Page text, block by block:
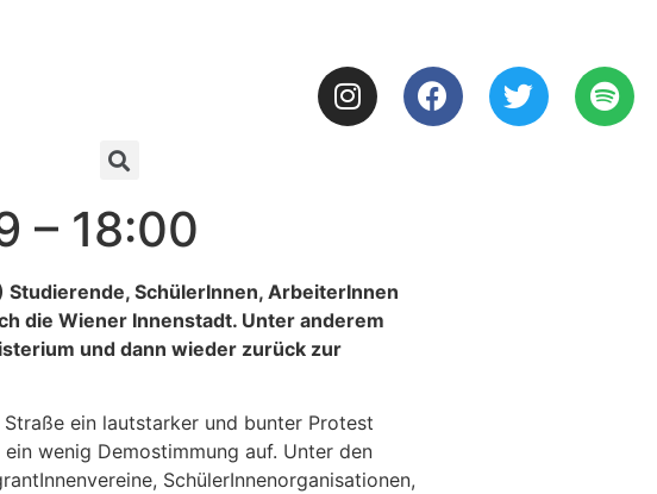
– 18:00
SchülerInnen, ArbeiterInnen
die Wiener Innenstadt. Unter anderem
und dann wieder zurück zur
ein lautstarker und bunter Protest
wenig Demostimmung auf. Unter den
SchülerInnenorganisationen,